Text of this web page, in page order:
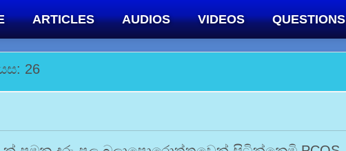
ARTICLES AUDIOS VIDEOS QUESTIONS
26